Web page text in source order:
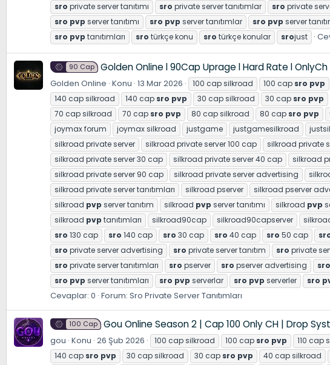
sro private server tanıtımı sro private server tanıtımlar sro private
sro pvp server tanıtımı sro pvp server tanıtımlar sro pvp server
sro pvp tanıtımları sro türkçe konu sro türkçe konular srojust
90 Cap Golden Online l 90Cap Uprage l Hard Rate l
Golden Online Konu 13 Mar 2026 100 cap silkroad 100 cap sro pvp
140 cap silkroad
140 cap sro pvp 30 cap silkroad 30 cap sro pvp
70 cap silkroad
70 cap sro pvp 80 cap silkroad 80 cap sro pvp
joymax forum
joymax silkroad justgame justgamesilkroad
silkroad private server
silkroad private server 100 cap silkroad private
silkroad private server 30 cap
silkroad private server 40 cap silkroad
silkroad private server 90 cap
silkroad private server advertising
silkroad private server tanıtımları
silkroad pserver silkroad pserver
silkroad pvp server tanıtım silkroad pvp server tanıtımı silkroad pvp
silkroad pvp tanıtımları silkroad90cap silkroad90capserver
sro 130 cap sro 140 cap sro 30 cap sro 40 cap sro 50 cap
sro private server advertising sro private server tanıtım sro private
sro private server tanıtımları sro pserver sro pserver advertising sro
sro pvp server tanıtımları sro pvp serverlar sro pvp serverler sro
Cevaplar: 0 Forum: Sro Private Server Tanıtımları
100 Cap Gou Online Season 2 | Cap 100 Only CH | Drop
gou Konu 26 Şub 2026 100 cap silkroad 100 cap sro pvp 110 cap
140 cap sro pvp 30 cap silkroad 30 cap sro pvp 40 cap silkroad